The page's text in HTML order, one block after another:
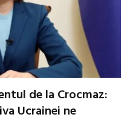
de la Crocmaz:
Ucrainei ne